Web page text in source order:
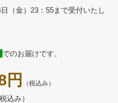
（金）23：55まで受付いたし
でのお届けです。
円 （税込み）
税込み）